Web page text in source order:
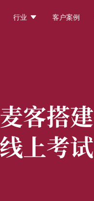
行业  客户案例
客搭
上考